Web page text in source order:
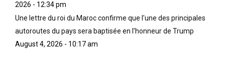
2026 - 12:34 pm
Une lettre du roi du Maroc confirme que l'une des principales
autoroutes du pays sera baptisée en l'honneur de Trump
August 4, 2026 - 10:17 am